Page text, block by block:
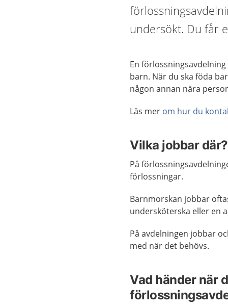
undersökt. Du får
En
barn. När du ska föda
någon annan nära
Läs mer om hur du
Vilka jobbar där?
På
förlossningar.
Barnmorskan jobbar
undersköterska eller en
På avdelningen jobbar
med när det behövs.
Vad händer när